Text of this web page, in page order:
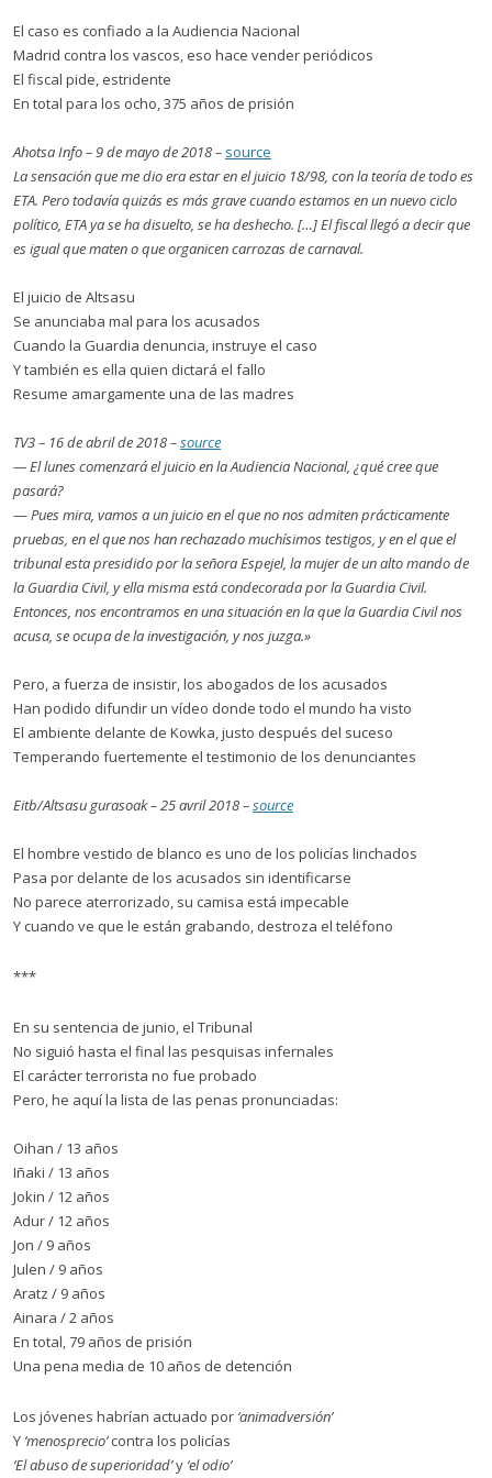
El caso es confiado a la Audiencia Nacional
Madrid contra los vascos, eso hace vender periódicos
El fiscal pide, estridente
En total para los ocho, 375 años de prisión
Ahotsa Info – 9 de mayo de 2018 – source
La sensación que me dio era estar en el juicio 18/98, con la teoría de todo es
ETA. Pero todavía quizás es más grave cuando estamos en un nuevo ciclo
político, ETA ya se ha disuelto, se ha deshecho. […] El fiscal llegó a decir que
es igual que maten o que organicen carrozas de carnaval.
El juicio de Altsasu
Se anunciaba mal para los acusados
Cuando la Guardia denuncia, instruye el caso
Y también es ella quien dictará el fallo
Resume amargamente una de las madres
TV3 – 16 de abril de 2018 –source
— El lunes comenzará el juicio en la Audiencia Nacional, ¿qué cree que
pasará?
—Pues mira, vamos a un juicio en el que no nos admiten prácticamente
pruebas, en el que nos han rechazado muchísimos testigos, y en el que el
tribunal esta presidido por la señora Espejel, la mujer de un alto mando de
la Guardia Civil, y ella misma está condecorada por la Guardia Civil.
Entonces, nos encontramos en una situación en la que la Guardia Civil nos
acusa, se ocupa de la investigación, y nos juzga.»
Pero, a fuerza de insistir, los abogados de los acusados
Han podido difundir un vídeo donde todo el mundo ha visto
El ambiente delante de Kowka, justo después del suceso
Temperando fuertemente el testimonio de los denunciantes
Eitb/Altsasu gurasoak – 25 avril 2018 –source
El hombre vestido de blanco es uno de los policías linchados
Pasa por delante de los acusados sin identificarse
No parece aterrorizado, su camisa está impecable
Y cuando ve que le están grabando, destroza el teléfono
***
En su sentencia de junio, el Tribunal
No siguió hasta el final las pesquisas infernales
El carácter terrorista no fue probado
Pero, he aquí la lista de las penas pronunciadas:
Oihan / 13 años
Iñaki / 13 años
Jokin / 12 años
Adur / 12 años
Jon / 9 años
Julen / 9 años
Aratz / 9 años
Ainara / 2 años
En total, 79 años de prisión
Una pena media de 10 años de detención
Los jóvenes habrían actuado por ‘animadversión’
Y ‘menosprecio’contra los policías
‘El abuso de superioridad’y ‘el odio’